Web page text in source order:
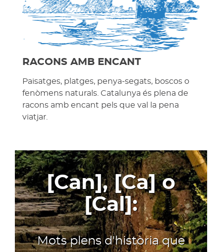
RACONS AMB ENCANT
Paisatges, platges, penya-segats, boscos o
fenòmens naturals. Catalunya és plena de
racons amb encant pels que val la pena
viatjar.
[Can], [Ca] o
[Cal]:
Mots plens d'història que